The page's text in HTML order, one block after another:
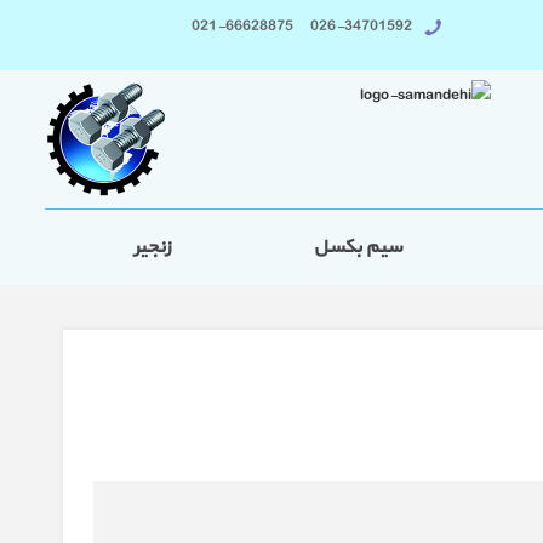
026-34701592 021-66628875
سیم بکسل زنجیر